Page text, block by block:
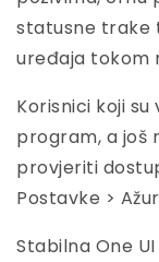
statusne trake
uređaja tokom
Korisnici koji
program, a još
provjeriti
Postavke >
Stabilna One